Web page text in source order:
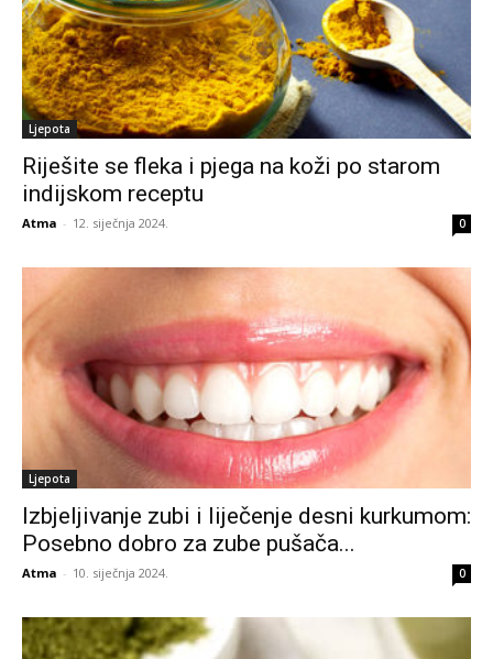
Ljepota
Riješite se fleka i pjega na koži po starom
indijskom receptu
Atma - 12. siječnja 2024. 0
Ljepota
Izbjeljivanje zubi i liječenje desni kurkumom:
Posebno dobro za zube pušača...
Atma - 10. siječnja 2024. 0